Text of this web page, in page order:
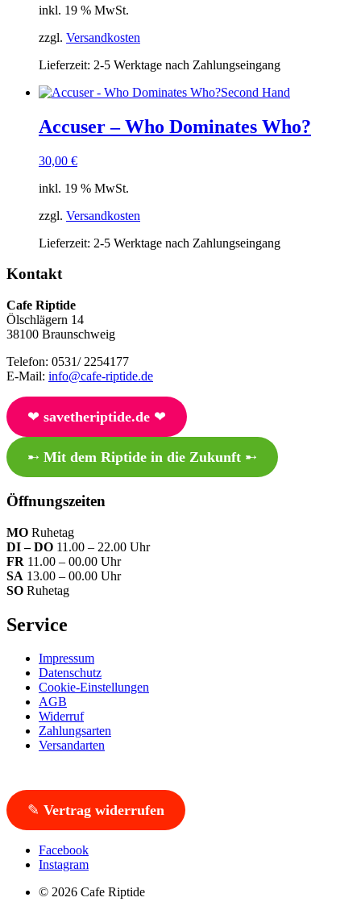
inkl. 19 % MwSt.
zzgl. Versandkosten
Lieferzeit: 2-5 Werktage nach Zahlungseingang
Second Hand
Accuser – Who Dominates Who?
30,00 €
inkl. 19 % MwSt.
zzgl. Versandkosten
Lieferzeit: 2-5 Werktage nach Zahlungseingang
Kontakt
Cafe Riptide
Ölschlägern 14
38100 Braunschweig
Telefon: 0531/ 2254177
E-Mail: info@cafe-riptide.de
❤︎ savetheriptide.de❤︎
➸ Mit dem Riptide in die Zukunft➸
Öffnungszeiten
MO Ruhetag
DI – DO 11.00 – 22.00 Uhr
FR 11.00 – 00.00 Uhr
SA 13.00 – 00.00 Uhr
SO Ruhetag
Service
Impressum
Datenschutz
Cookie-Einstellungen
AGB
Widerruf
Zahlungsarten
Versandarten
✎ Vertrag widerrufen
Facebook
Instagram
© 2026 Cafe Riptide